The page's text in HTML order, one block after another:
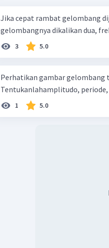
Jika cepat rambat gelombang
gelombangnya dikalikan dua,
3 5.0
Perhatikan gambar gelombang
Tentukanlahamplitudo,
1 5.0